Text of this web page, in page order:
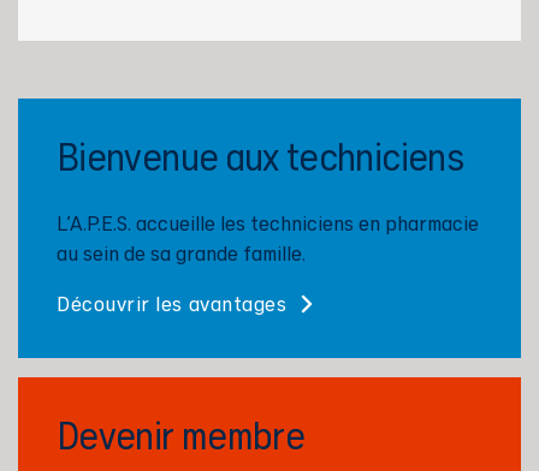
Bienvenue aux techniciens
L'A.P.E.S. accueille les techniciens en pharmacie
au sein de sa grande famille.
Découvrir les avantages
Devenir membre